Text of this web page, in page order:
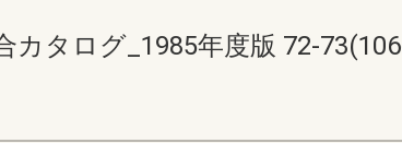
タログ_1985年度版 72-